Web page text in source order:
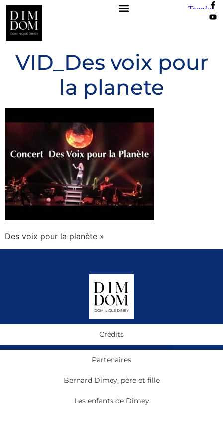
VID_Des voix pour
la planete
Des voix pour la planète »
Crédits
Partenaires
Bernard Dimey, père et fille
Les enfants de Dimey